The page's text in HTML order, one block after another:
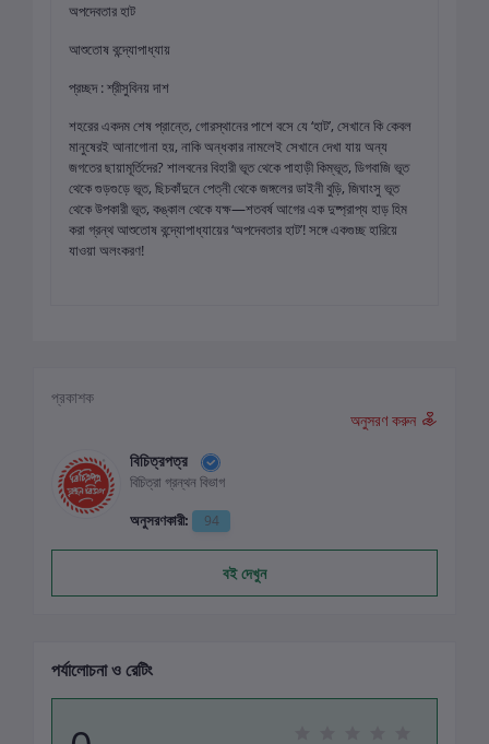
অপদেবতার হাট
আশুতোষ বন্দ্যোপাধ্যায়
প্রচ্ছদ : শ্রীসুবিনয় দাশ
শহরের একদম শেষ প্রান্তে, গোরস্থানের পাশে বসে যে ‘হাট’, সেখানে কি কেবল
মানুষেরই আনাগোনা হয়, নাকি অন্ধকার নামলেই সেখানে দেখা যায় অন্য
জগতের ছায়ামূর্তিদের? শালবনের বিহারী ভূত থেকে পাহাড়ী কিম্ভূত, ডিগবাজি ভূত
থেকে গুড়গুড়ে ভূত, ছিচকাঁদুনে পেত্নী থেকে জঙ্গলের ডাইনী বুড়ি, জিঘাংসু ভূত
থেকে উপকারী ভূত, কঙ্কাল থেকে যক্ষ—শতবর্ষ আগের এক দুষ্প্রাপ্য হাড় হিম
করা গ্রন্থ আশুতোষ বন্দ্যোপাধ্যায়ের ‘অপদেবতার হাট’! সঙ্গে একগুচ্ছ হারিয়ে
যাওয়া অলংকরণ!
প্রকাশক
অনুসরণ করুন
বিচিত্রপত্র
বিচিত্রা গ্রন্থন বিভাগ
অনুসরণকারী:
94
বই দেখুন
পর্যালোচনা ও রেটিং